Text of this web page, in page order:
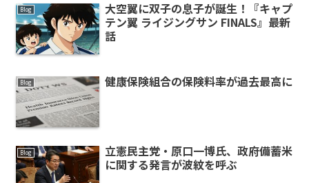
Blog
大空翼に双子の息子が誕生！『キャプ
テン翼 ライジングサン FINALS』最新
話
Blog 健康保険組合の保険料率が過去最高に
Blog
立憲民主党・原口一博氏、政府備蓄米
に関する発言が波紋を呼ぶ